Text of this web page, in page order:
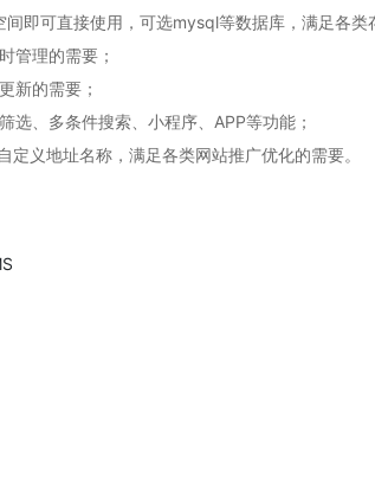
即可直接使用，可选mysql等数据库，满足各类
管理的需要；
新的需要；
、多条件搜索、小程序、APP等功能；
义地址名称，满足各类网站推广优化的需要。